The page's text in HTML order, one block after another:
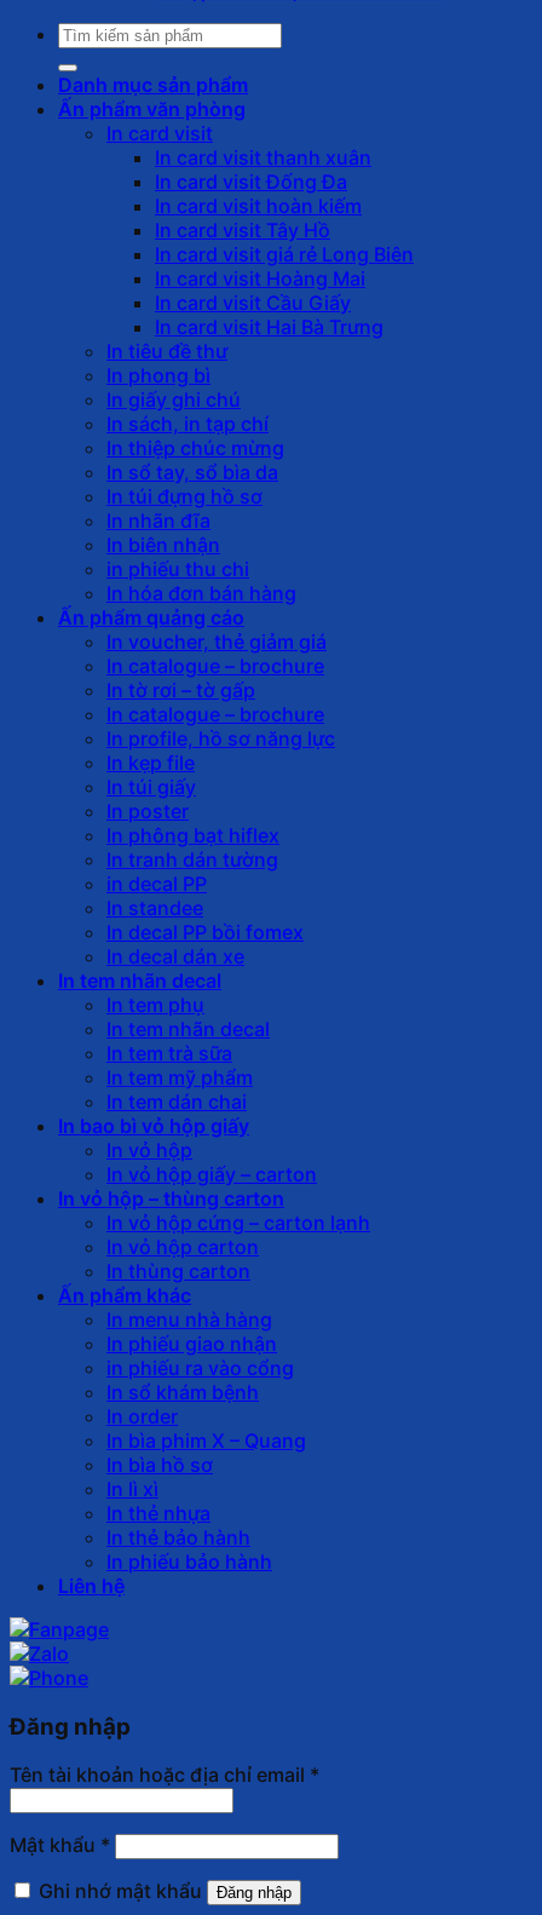
Tìm
kiếm:
Danh mục sản phẩm
Ấn phẩm văn phòng
In card visit
In card visit thanh xuân
In card visit Đống Đa
In card visit hoàn kiếm
In card visit Tây Hồ
In card visit giá rẻ Long Biên
In card visit Hoàng Mai
In card visit Cầu Giấy
In card visit Hai Bà Trưng
In tiêu đề thư
In phong bì
In giấy ghi chú
In sách, in tạp chí
In thiệp chúc mừng
In sổ tay, sổ bìa da
In túi đựng hồ sơ
In nhãn đĩa
In biên nhận
in phiếu thu chi
In hóa đơn bán hàng
Ấn phẩm quảng cáo
In voucher, thẻ giảm giá
In catalogue – brochure
In tờ rơi – tờ gấp
In catalogue – brochure
In profile, hồ sơ năng lực
In kẹp file
In túi giấy
In poster
In phông bạt hiflex
In tranh dán tường
in decal PP
In standee
In decal PP bồi fomex
In decal dán xe
In tem nhãn decal
In tem phụ
In tem nhãn decal
In tem trà sữa
In tem mỹ phẩm
In tem dán chai
In bao bì vỏ hộp giấy
In vỏ hộp
In vỏ hộp giấy – carton
In vỏ hộp – thùng carton
In vỏ hộp cứng – carton lạnh
In vỏ hộp carton
In thùng carton
Ấn phẩm khác
In menu nhà hàng
In phiếu giao nhận
in phiếu ra vào cổng
In sổ khám bệnh
In order
In bìa phim X – Quang
In bìa hồ sơ
In lì xì
In thẻ nhựa
In thẻ bảo hành
In phiếu bảo hành
Liên hệ
Đăng nhập
Tên tài khoản hoặc địa chỉ email *
Mật khẩu *
Ghi nhớ mật khẩu
Đăng nhập